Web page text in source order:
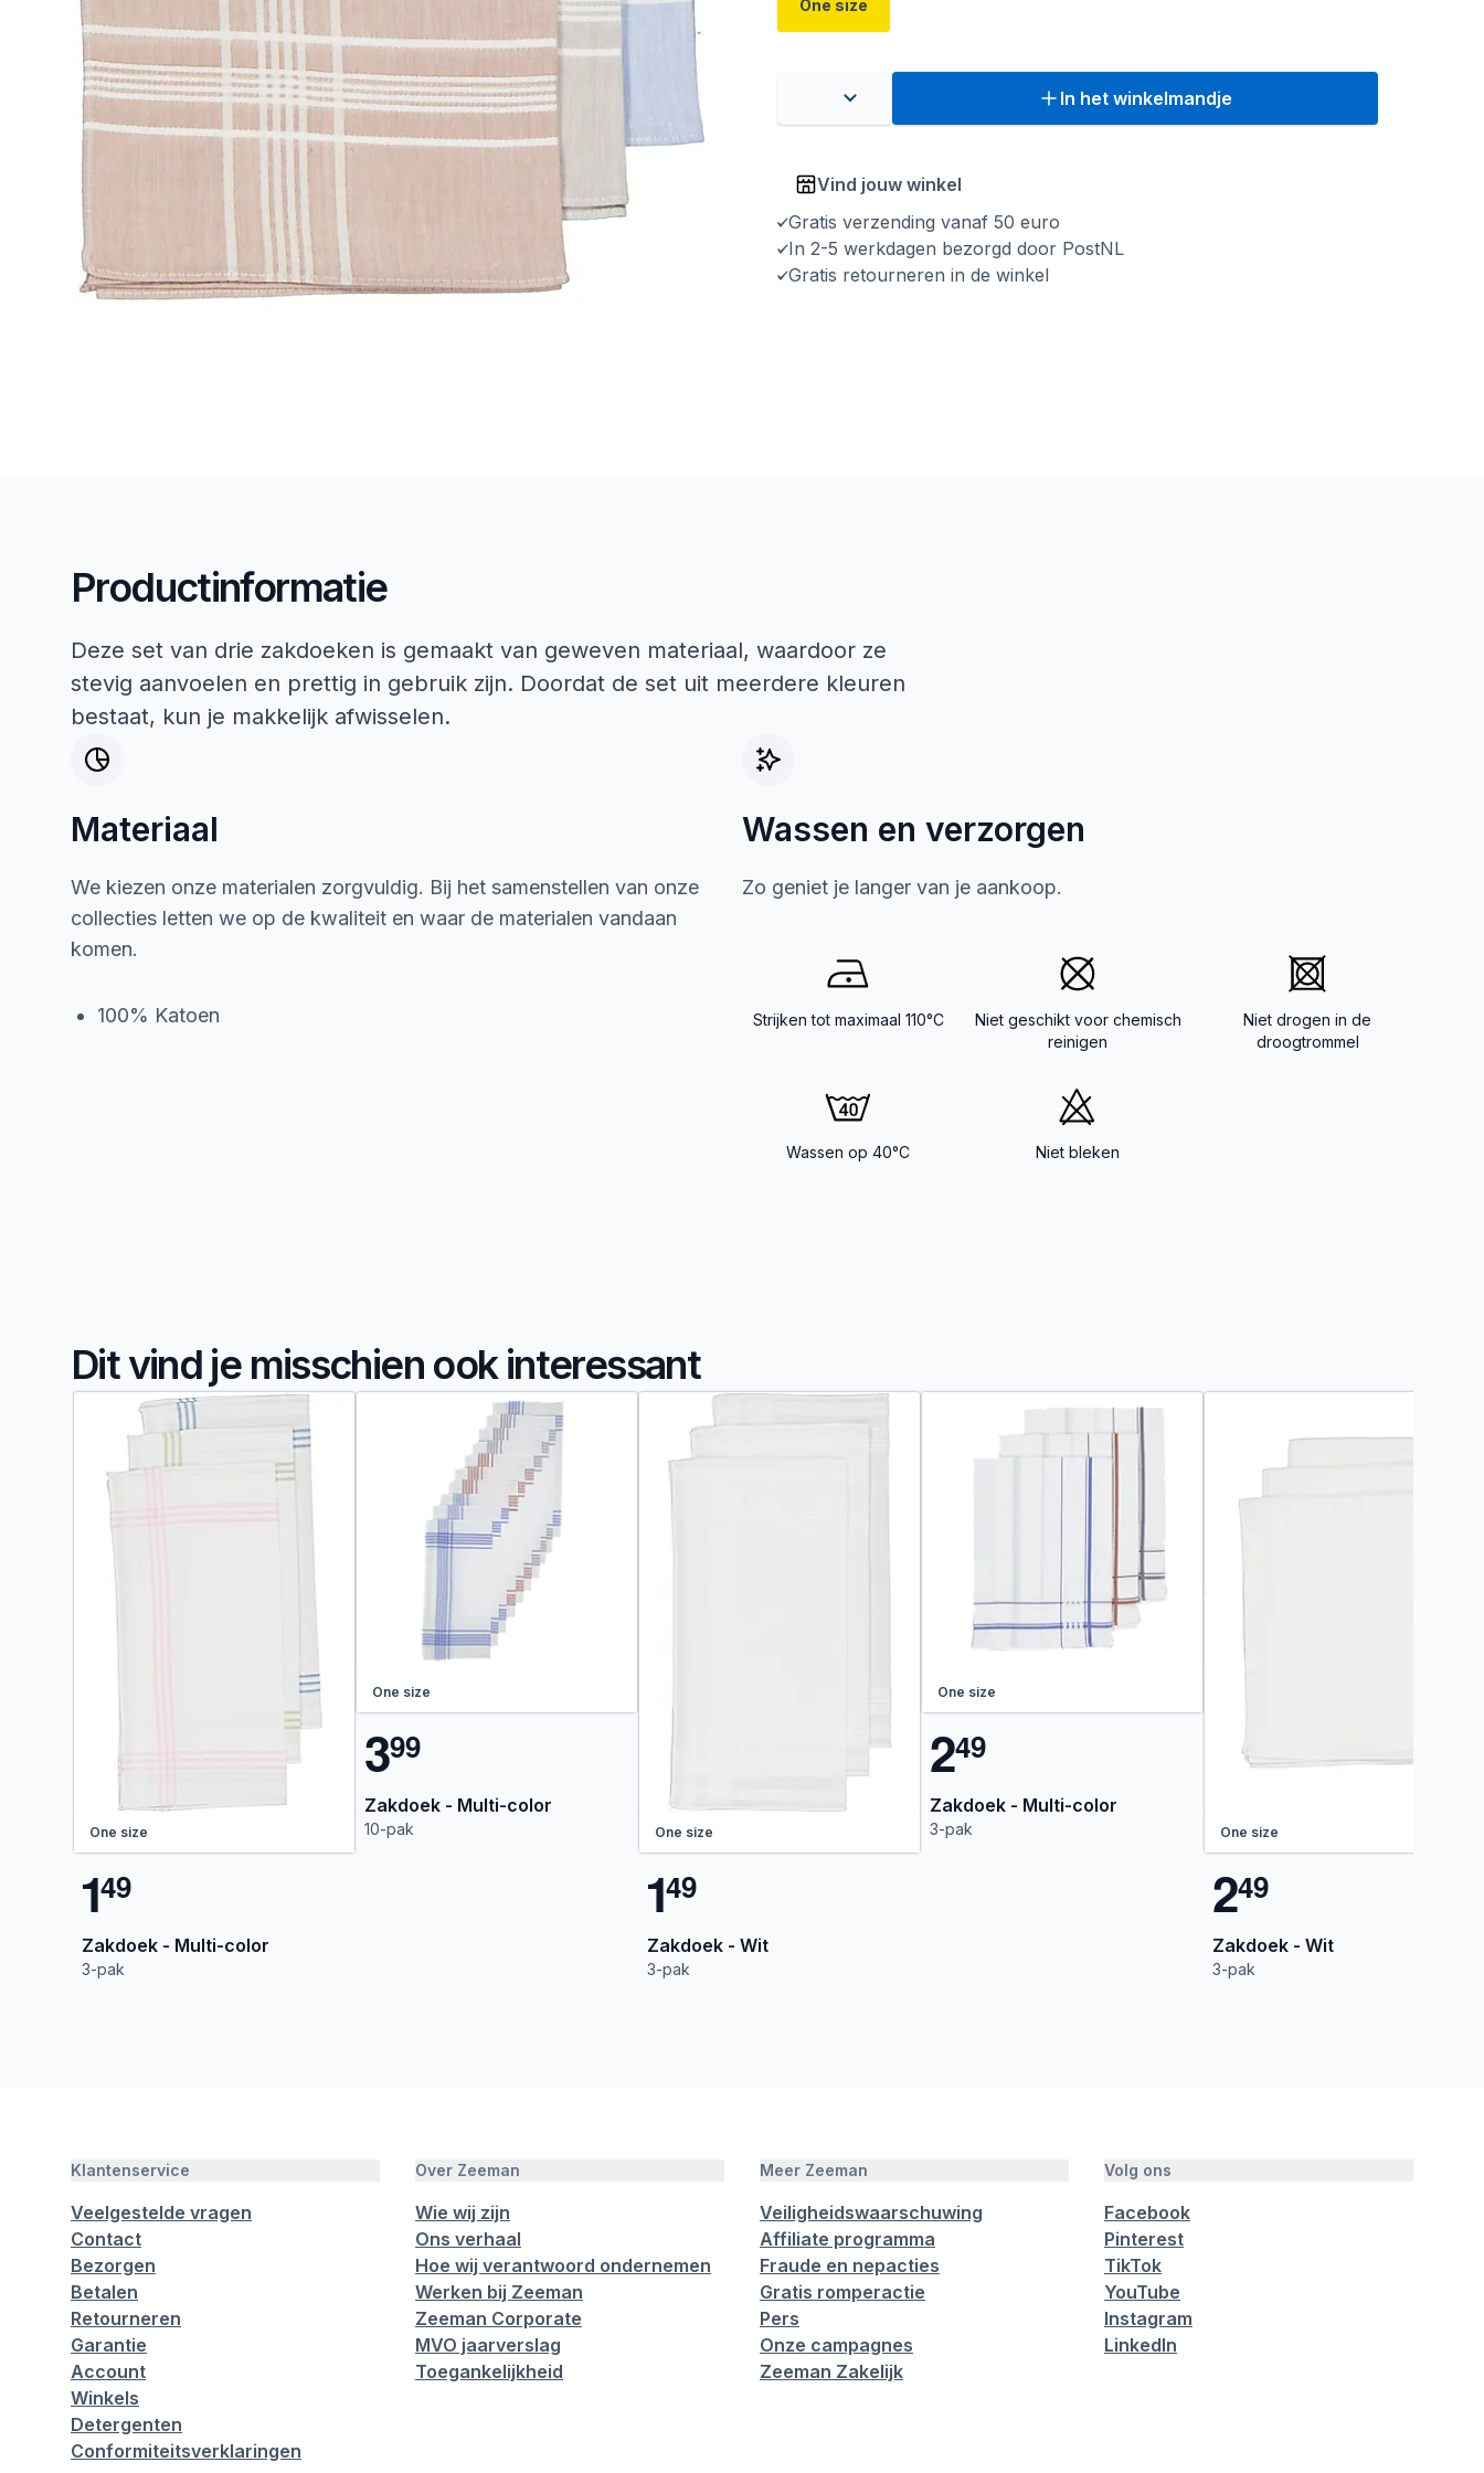
One size
In het winkelmandje
Vind jouw winkel
Gratis verzending vanaf 50 euro
In 2-5 werkdagen bezorgd door PostNL
Gratis retourneren in de winkel
Productinformatie
Deze set van drie zakdoeken is gemaakt van geweven materiaal, waardoor ze
stevig aanvoelen en prettig in gebruik zijn. Doordat de set uit meerdere kleuren
bestaat, kun je makkelijk afwisselen.
Materiaal
We kiezen onze materialen zorgvuldig. Bij het samenstellen van onze
collecties letten we op de kwaliteit en waar de materialen vandaan
komen.
100% Katoen
Wassen en verzorgen
Zo geniet je langer van je aankoop.
Strijken tot maximaal 110°C
Niet geschikt voor chemisch
reinigen
Niet drogen in de
droogtrommel
Wassen op 40°C Niet bleken
Dit vind je misschien ook interessant
One size
149
Zakdoek - Multi-color
3-pak
One size
399
Zakdoek - Multi-color
10-pak One size
149
Zakdoek - Wit
3-pak
One size
249
Zakdoek - Multi-color
3-pak One size
249
Zakdoek - Wit
3-pak
Klantenservice
Veelgestelde vragen
Contact
Bezorgen
Betalen
Retourneren
Garantie
Account
Winkels
Detergenten
Conformiteitsverklaringen
Over Zeeman
Wie wij zijn
Ons verhaal
Hoe wij verantwoord ondernemen
Werken bij Zeeman
Zeeman Corporate
MVO jaarverslag
Toegankelijkheid
Meer Zeeman
Veiligheidswaarschuwing
Affiliate programma
Fraude en nepacties
Gratis romperactie
Pers
Onze campagnes
Zeeman Zakelijk
Volg ons
Facebook
Pinterest
TikTok
YouTube
Instagram
LinkedIn